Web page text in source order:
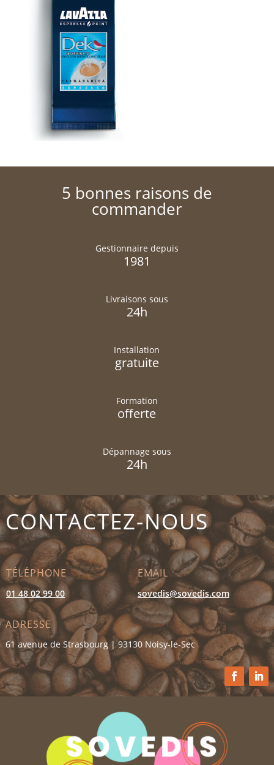
5 bonnes raisons de
commander
Gestionnaire depuis
1981
Livraisons sous
24h
Installation
gratuite
Formation
offerte
Dépannage sous
24h
CONTACTEZ-NOUS
TÉLÉPHONE
01 48 02 99 00
EMAIL
sovedis@sovedis.com
ADRESSE
61 avenue de Strasbourg | 93130 Noisy-le-Sec